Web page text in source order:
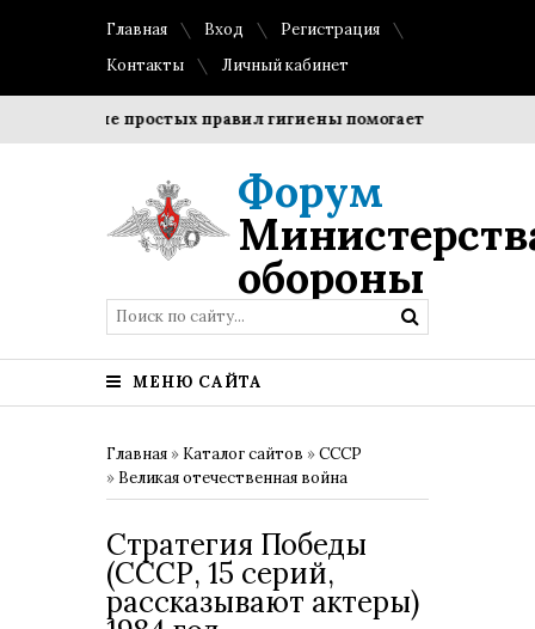
Главная Вход
Регистрация
Контакты
Личный кабинет
простых правил гигиены помогает сохранить
Форум
обороны
МЕНЮ САЙТА
Главная » Каталог сайтов »СССР
» Великая отечественная война
Стратегия Победы
(СССР, 15 серий,
рассказывают актеры)